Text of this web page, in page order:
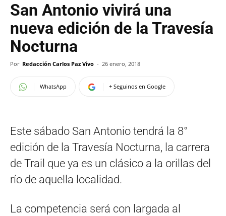
San Antonio vivirá una
nueva edición de la Travesía
Nocturna
Por Redacción Carlos Paz Vivo - 26 enero, 2018
WhatsApp + Seguinos en Google
Este sábado San Antonio tendrá la 8°
edición de la Travesía Nocturna, la carrera
de Trail que ya es un clásico a la orillas del
río de aquella localidad.
La competencia será con largada al